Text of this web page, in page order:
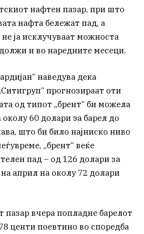
нафтен пазар, при што
нафта бележат пад, а
ја исклучуваат можноста
и во наредните месеци.
наведува дека
прогнозираат оти
од типот „брент“ би можела
60 долари за барел до
што би било најниско ниво
„брент“ веќе
пад – од 126 долари за
на април на околу 72 долари
пазар вчера попладне барелот
центи поевтино во споредба